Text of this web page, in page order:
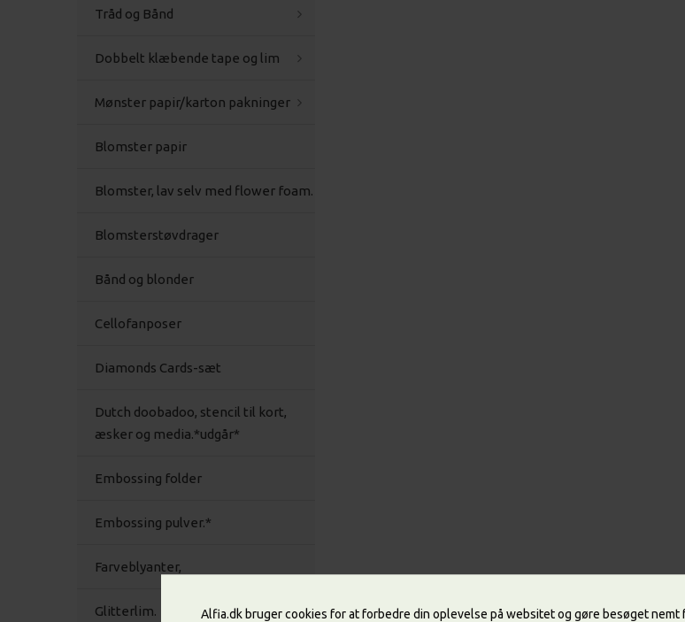
Alfia.dk bruger cookies for at forbedre din oplevelse på websitet og gøre besøget nemt
Tråd og Bånd
Dobbelt klæbende tape og lim
Mønster papir/karton pakninger
Blomster papir
Blomster, lav selv med flower foam.
Blomsterstøvdrager
Bånd og blonder
Cellofanposer
Diamonds Cards-sæt
Dutch doobadoo, stencil til kort,
æsker og media.*udgår*
Embossing folder
Embossing pulver.*
Farveblyanter,
Glitterlim.